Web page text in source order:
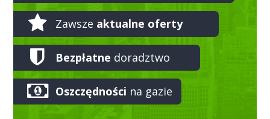
Zawsze aktualne oferty
Bezpłatne doradztwo
Oszczędności na gazie